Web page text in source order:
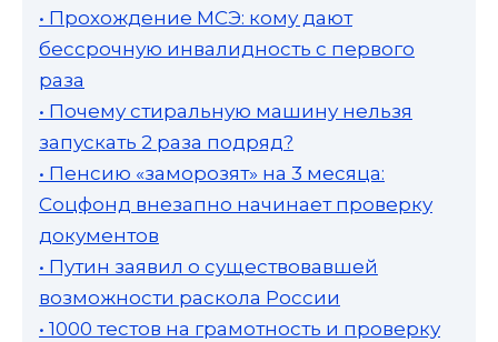
• Прохождение МСЭ: кому дают
бессрочную инвалидность с первого
раза
• Почему стиральную машину нельзя
запускать 2 раза подряд?
• Пенсию «заморозят» на 3 месяца:
Соцфонд внезапно начинает проверку
документов
• Путин заявил о существовавшей
возможности раскола России
• 1000 тестов на грамотность и проверку